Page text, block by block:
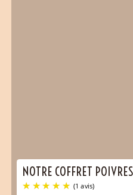
NOTRE COFFRET